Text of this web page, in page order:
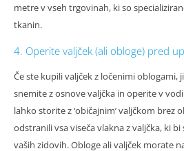
metre v vseh trgovinah, ki so
tkanin.
4. Operite valjček (ali obloge) pred
Če ste kupili valjček z ločenimi
snemite z osnove valjčka in operite v
lahko storite z ‘običajnim’ valjčkom brez
odstranili vsa viseča vlakna z valjčka, ki
vaših zidovih. Obloge ali valjček morate